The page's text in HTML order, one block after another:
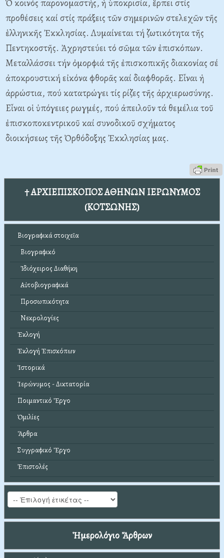
Ὁ κοινός παρονομαστής, ἡ ὑποκρισία, ἕρπει στίς
προθέσεις καί στίς πράξεις τῶν σημερινῶν στελεχῶν τῆς
ἑλληνικῆς Ἐκκλησίας. Λυμαίνεται τή ζωτικότητα τῆς
Πεντηκοστῆς. Ἀχρηστεύει τό σῶμα τῶν ἐπισκόπων.
Mεταλλάσσει τήν ὀμορφιά τῆς ἐπισκοπικῆς διακονίας σέ
ἀποκρουστική εἰκόνα φθορᾶς καί διαφθορᾶς. Eἶναι ἡ
ἀρρώστια, πού κατατρώγει τίς ρίζες τῆς ἀρχιερωσύνης.
Eἶναι οἱ ὐπόγειες ρωγμές, πού ἀπειλοῦν τά θεμέλια τοῦ
ἐπισκοποκεντρικοῦ καί συνοδικοῦ σχήματος
διοικήσεως τῆς Ὀρθόδοξης Ἐκκλησίας μας.
† ΑΡΧΙΕΠΙΣΚΟΠΟΣ ΑΘΗΝΩΝ ΙΕΡΩΝΥΜΟΣ
(ΚΟΤΣΩΝΗΣ)
Βιογραφικά στοιχεῖα
Βιογραφικό
Ἰδιόχειρος Διαθήκη
Αὐτοβιογραφικά
Προσωπικότητα
Νεκρολογίες
Ἐκλογή
Ἐκλογή Ἐπισκόπων
Ἱστορικά
Ἱερώνυμος - Δικτατορία
Ποιμαντικό Ἔργο
Ὁμιλίες
Ἄρθρα
Συγγραφικό Ἔργο
Ἐπιστολές
Ἡμερολόγιο Ἄρθρων